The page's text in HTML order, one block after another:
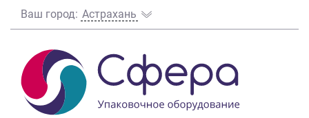
Ваш город: Астрахань